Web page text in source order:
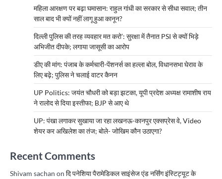
महिला आरक्षण पर बढ़ा घमासान: राहुल गांधी का सरकार से सीधा सवाल; तीन
साल बाद भी क्यों नहीं लागू हुआ कानून?
दिल्ली पुलिस की तरह व्यवहार मत करो’: सुरक्षा में तैनात PSI से क्यों भिड़े
अभिजीत दीपके; लगाया जासूसी का आरोप
डीए की मांग: पंजाब के कर्मचारी-पेंशनर्स का हल्ला बोल, विधानसभा घेराव के
लिए बढ़े; पुलिस ने चलाई वाटर कैनन
UP Politics: जयंत चौधरी को बड़ा झटका, यूपी प्रदेश अध्यक्ष रामाशीष राय
ने रालोद से दिया इस्तीफा; BJP से आए थे
UP: पंखा लगाकर सुखाया जा रहा लखनऊ-कानपुर एक्सप्रेस वे, Video
शेयर कर अखिलेश का तंज; बोले- जोखिम कौन उठाएगा?
Recent Comments
Shivam sachan on दि पनेशिया पैरामेडिकल साइंसेज एंड नर्सिंग इंस्टिट्यूट के